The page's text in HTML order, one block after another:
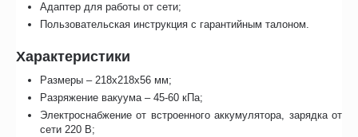
Адаптер для работы от сети;
Пользовательская инструкция с гарантийным талоном.
Характеристики
Размеры – 218х218х56 мм;
Разряжение вакуума – 45-60 кПа;
Электроснабжение от встроенного аккумулятора, зарядка от
сети 220 В;